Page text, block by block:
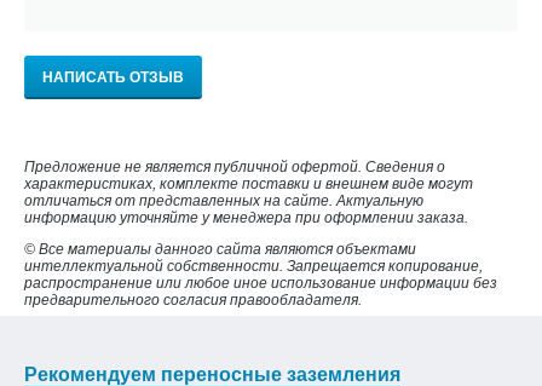
НАПИСАТЬ ОТЗЫВ
Предложение не является публичной офертой. Сведения о
характеристиках, комплекте поставки и внешнем виде могут
отличаться от представленных на сайте. Актуальную
информацию уточняйте у менеджера при оформлении заказа.
© Все материалы данного сайта являются объектами
интеллектуальной собственности. Запрещается копирование,
распространение или любое иное использование информации без
предварительного согласия правообладателя.
Рекомендуем переносные заземления